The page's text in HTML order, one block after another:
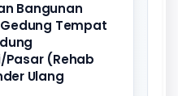
Bangunan
Tempat
(Rehab
Ulang